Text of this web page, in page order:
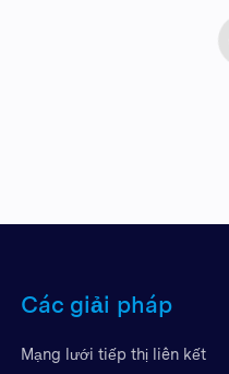
Các giải pháp
Mạng lưới tiếp thị liên kết